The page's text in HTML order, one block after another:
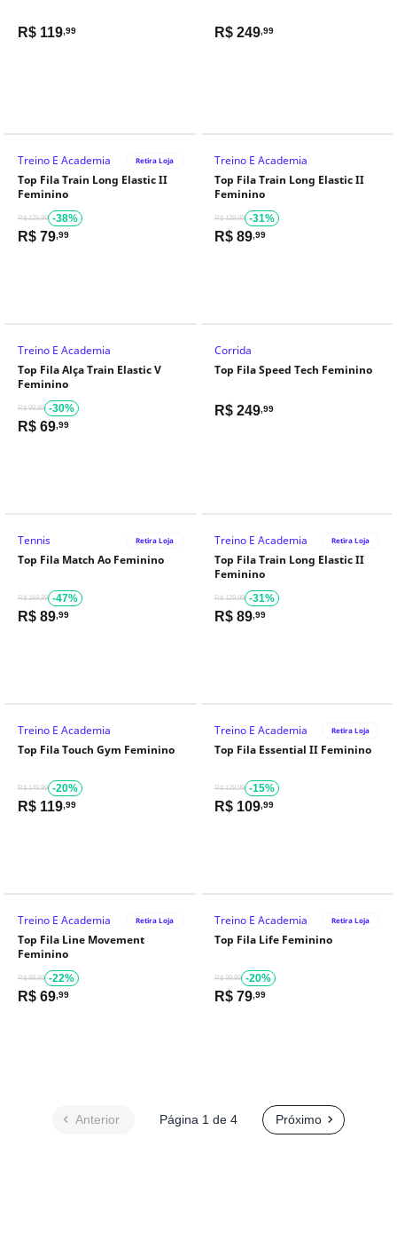
R$ 119 ,99 R$ 249,99
Treino E Academia Retira Loja
Top Fila Train Long Elastic II
Feminino
R$ 129,99 -38%
R$ 79 ,99
Treino E Academia
Top Fila Train Long Elastic II
Feminino
R$ 129,99 -31%
R$ 89,99
Treino E Academia
Top Fila Alça Train Elastic V
Feminino
R$ 99,99 -30%
R$ 69 ,99
Corrida
Top Fila Speed Tech Feminino
R$ 249,99
Tennis Retira Loja
Top Fila Match Ao Feminino
R$ 169,99 -47%
R$ 89 ,99
Treino E Academia Retira Loja
Top Fila Train Long Elastic II
Feminino
R$ 129,99 -31%
R$ 89,99
Treino E Academia
Top Fila Touch Gym Feminino
R$ 149,99 -20%
R$ 119 ,99
Treino E Academia Retira Loja
Top Fila Essential II Feminino
R$ 129,99 -15%
R$ 109,99
Treino E Academia Retira Loja
Top Fila Line Movement
Feminino
R$ 89,99 -22%
R$ 69 ,99
Treino E Academia Retira Loja
Top Fila Life Feminino
R$ 99,99 -20%
R$ 79,99
Anterior Página 1 de 4 Próximo